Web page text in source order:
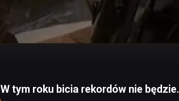
W tym roku bicia rekordów nie będzie.